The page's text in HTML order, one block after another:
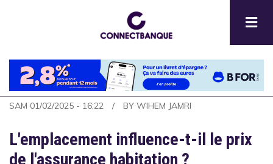
principal
SAM 01/02/2025 - 16:22 BY WIHEM JAMRI
L'emplacement influence-t-il le prix
de l'assurance habitation ?